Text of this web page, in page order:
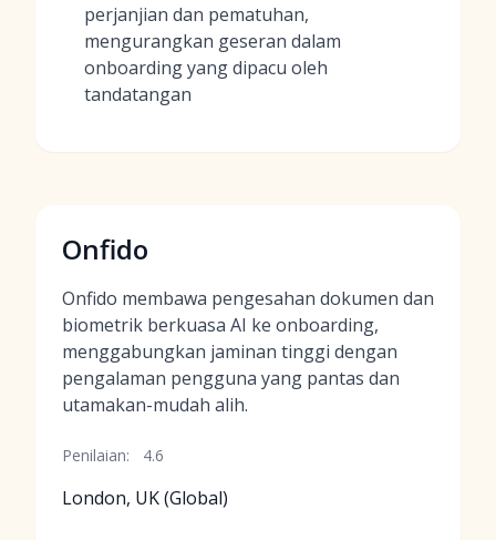
perjanjian dan pematuhan,
mengurangkan geseran dalam
onboarding yang dipacu oleh
tandatangan
Onfido
Onfido membawa pengesahan dokumen dan
biometrik berkuasa AI ke onboarding,
menggabungkan jaminan tinggi dengan
pengalaman pengguna yang pantas dan
utamakan-mudah alih.
Penilaian: 4.6
London, UK (Global)